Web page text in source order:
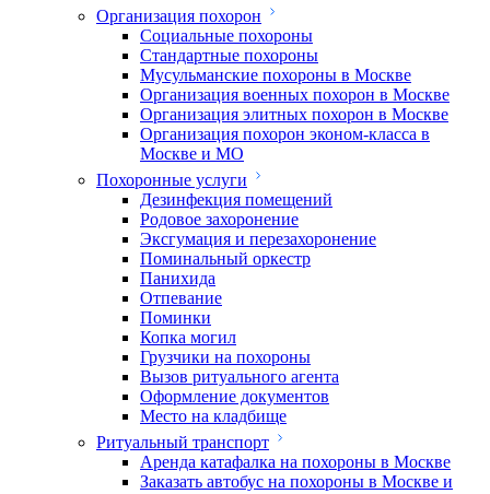
Организация похорон
Социальные похороны
Стандартные похороны
Мусульманские похороны в Москве
Организация военных похорон в Москве
Организация элитных похорон в Москве
Организация похорон эконом-класса в
Москве и МО
Похоронные услуги
Дезинфекция помещений
Родовое захоронение
Эксгумация и перезахоронение
Поминальный оркестр
Панихида
Отпевание
Поминки
Копка могил
Грузчики на похороны
Вызов ритуального агента
Оформление документов
Место на кладбище
Ритуальный транспорт
Аренда катафалка на похороны в Москве
Заказать автобус на похороны в Москве и